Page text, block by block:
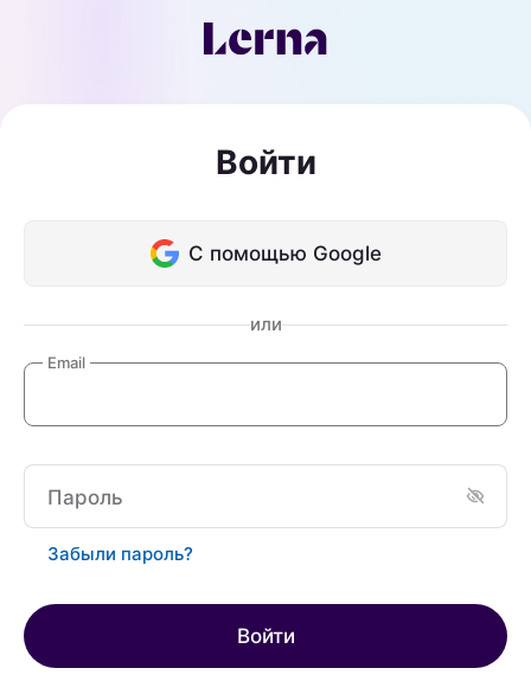
Войти
С помощью Google
или
Email
Пароль
Забыли пароль?
Войти